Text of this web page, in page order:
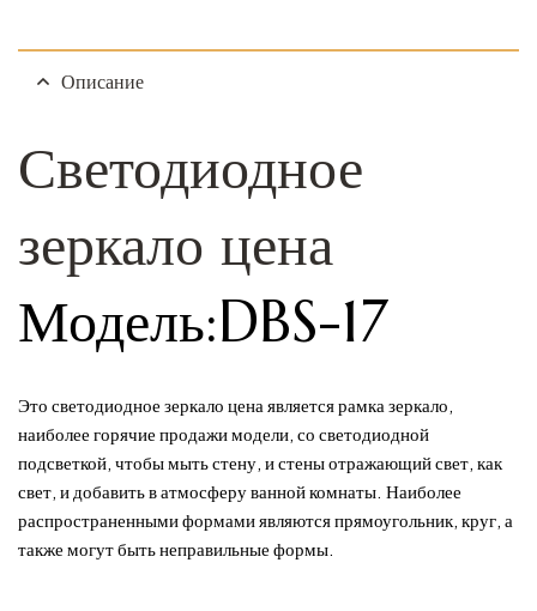
Описание
Светодиодное
зеркало цена
Модель:DBS-17
Это светодиодное зеркало цена является рамка зеркало,
наиболее горячие продажи модели, со светодиодной
подсветкой, чтобы мыть стену, и стены отражающий свет, как
свет, и добавить в атмосферу ванной комнаты. Наиболее
распространенными формами являются прямоугольник, круг, а
также могут быть неправильные формы.